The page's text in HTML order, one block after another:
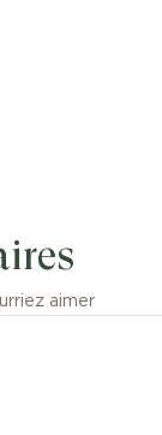
aimer